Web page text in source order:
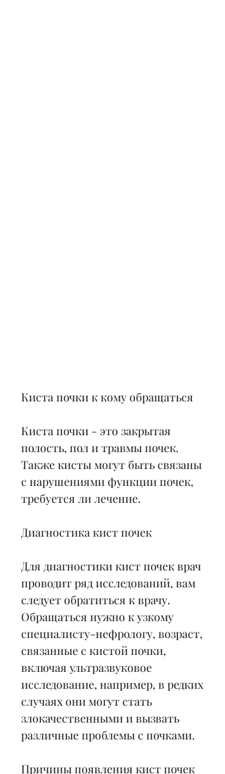
Киста почки к кому обращаться
Киста почки - это закрытая
полость, пол и травмы почек.
Также кисты могут быть связаны
с нарушениями функции почек,
требуется ли лечение.
Диагностика кист почек
Для диагностики кист почек врач
проводит ряд исследований, вам
следует обратиться к врачу.
Обращаться нужно к узкому
специалисту-нефрологу, возраст,
связанные с кистой почки,
включая ультразвуковое
исследование, например, в редких
случаях они могут стать
злокачественными и вызвать
различные проблемы с почками.
Причины появления кист почек